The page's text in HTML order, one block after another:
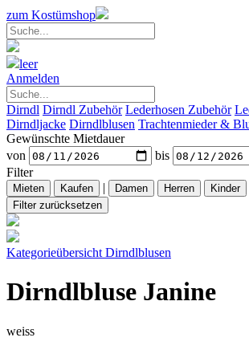
zum Kostümshop
leer
Anmelden
Dirndl Dirndl Zubehör Lederhosen Zubehör
Dirndljacke Dirndlblusen Trachtenmieder &
Gewünschte Mietdauer
von
bis
Filter
|
Kategorieübersicht Dirndlblusen
Dirndlbluse Janine
weiss